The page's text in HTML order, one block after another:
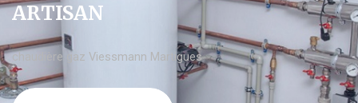
ARTISAN
chaudière gaz Viessmann Martigues